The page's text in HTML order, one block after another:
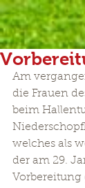
Am
die Frauen
beim
welches als
der am 29.